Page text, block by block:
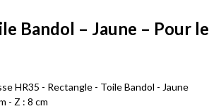
Bandol – Jaune – Pour le
HR35 - Rectangle - Toile Bandol - Jaune
- Z : 8 cm